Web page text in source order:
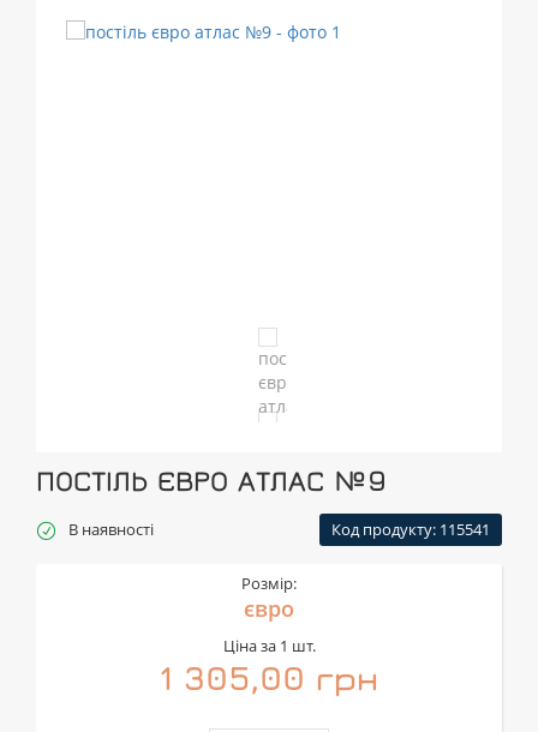
ПОСТІЛЬ ЄВРО АТЛАС №9
В наявності Код продукту: 115541
Розмір:
євро
Ціна за 1 шт.
1 305,00 грн